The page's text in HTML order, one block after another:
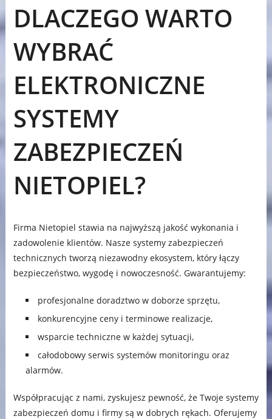
DLACZEGO WARTO
WYBRAĆ
ELEKTRONICZNE
SYSTEMY
ZABEZPIECZEŃ
NIETOPIEL?
Firma Nietopiel stawia na najwyższą jakość wykonania i
zadowolenie klientów. Nasze systemy zabezpieczeń
technicznych tworzą niezawodny ekosystem, który łączy
bezpieczeństwo, wygodę i nowoczesność. Gwarantujemy:
profesjonalne doradztwo w doborze sprzętu,
konkurencyjne ceny i terminowe realizacje,
wsparcie techniczne w każdej sytuacji,
całodobowy serwis systemów monitoringu oraz
alarmów.
Współpracując z nami, zyskujesz pewność, że Twoje systemy
zabezpieczeń domu i firmy są w dobrych rękach. Oferujemy